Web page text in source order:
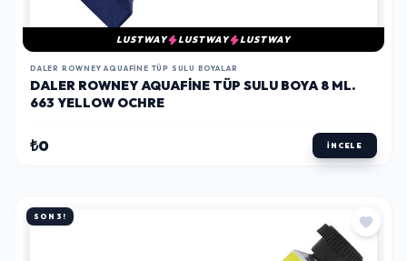
LUSTWAY LUSTWAY LUSTWAY
DALER ROWNEY AQUAFINE TÜP SULU BOYALAR
DALER ROWNEY AQUAFINE TÜP SULU BOYA 8 ML.
663 YELLOW OCHRE
₺0 İNCELE
SON 3!